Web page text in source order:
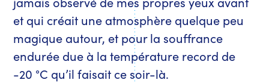
et qui créait une atmosphère quelque peu
magique autour, et pour la souffrance
endurée due à la température record de
-20 °C qu’il faisait ce soir-là.